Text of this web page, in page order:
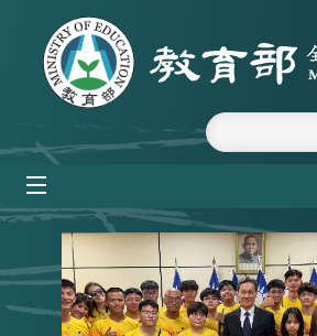
跳到主要內容區塊
:::